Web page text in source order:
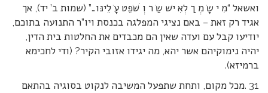
ואשאל “מִ י שָׂ מְ ָך לְאִ יׁש שַׂ ר וְ ׁשֹׁפֵט עָׂ לֵינּו…” (שמות ב’ יד), אך
אגיד רק זאת – באם נציגי המפלגה בכנסת ויו”ר התנועה בתוכם,
יודיעו קבל עם ועדה שאין הם מכבדים את החלטות בית הדין,
יהיה נימוקיהם אשר יהא, מה יגידו אזובי הקיר? (ודי לחכימא
ברמיזא).
31 .מכל מקום, ותחת שתפעל המשיבה לנקוט בסוגיה בהתאם